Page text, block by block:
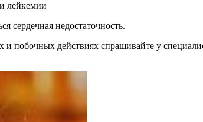
лейкемии
сердечная недостаточность.
побочных действиях спрашивайте у